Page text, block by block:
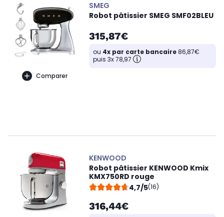
Comparer
SMEG
Robot pâtissier SMEG SMF02BLEU
315,87€
ou 4x par carte bancaire86,87€
puis 3x 78,97
KENWOOD
Robot pâtissier KENWOOD Kmix
KMX750RD rouge
4,7/5(16)
316,44€